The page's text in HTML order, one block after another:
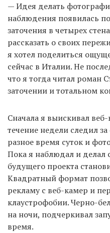
— Идея делать
наблюдения появилась
заточения в четырех
рассказать о своих
я хотел поделиться
сейчас в Италии. Не
что я тогда читал роман
заточении и тотальном
Сначала я выискивал
течение недели следил
разное время суток и
Пока я наблюдал и делал
будущего проекта
Квадратный формат
рекламу с веб-камер и
клаустрофобии. Черно-
на ночи, подчеркивал
время.